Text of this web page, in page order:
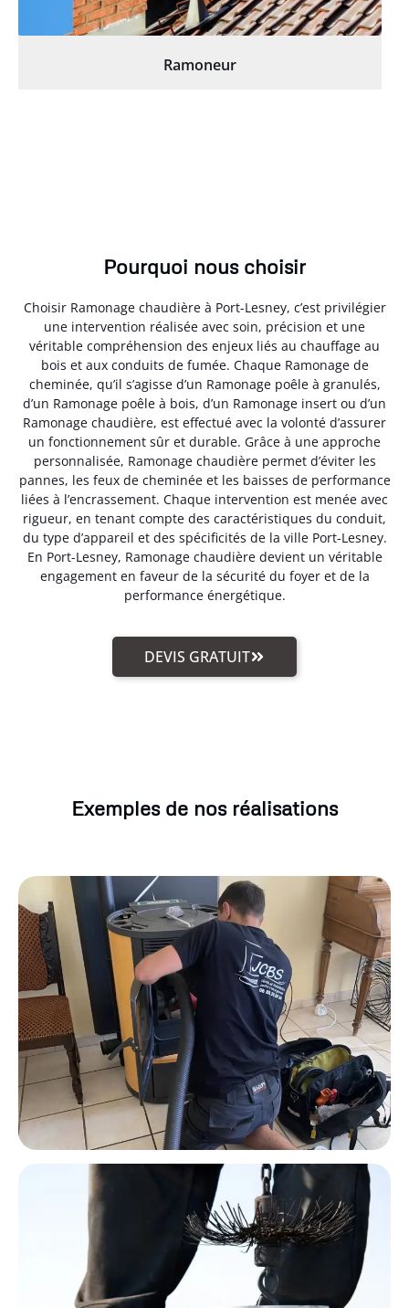
Ramoneur
Pourquoi nous choisir
Choisir Ramonage chaudière à Port-Lesney, c’est privilégier
une intervention réalisée avec soin, précision et une
véritable compréhension des enjeux liés au chauffage au
bois et aux conduits de fumée. Chaque Ramonage de
cheminée, qu’il s’agisse d’un Ramonage poêle à granulés,
d’un Ramonage poêle à bois, d’un Ramonage insert ou d’un
Ramonage chaudière, est effectué avec la volonté d’assurer
un fonctionnement sûr et durable. Grâce à une approche
personnalisée, Ramonage chaudière permet d’éviter les
pannes, les feux de cheminée et les baisses de performance
liées à l’encrassement. Chaque intervention est menée avec
rigueur, en tenant compte des caractéristiques du conduit,
du type d’appareil et des spécificités de la ville Port-Lesney.
En Port-Lesney, Ramonage chaudière devient un véritable
engagement en faveur de la sécurité du foyer et de la
performance énergétique.
DEVIS GRATUIT
Exemples de nos réalisations